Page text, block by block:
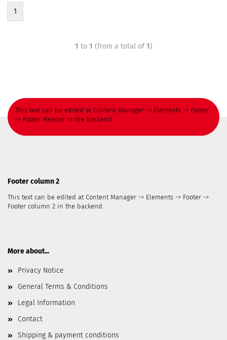
1
1 to 1 (from a total of1)
This text can be edited at Content Manager -> Elements -> Footer
-> Footer Header in the backend.
Footer column 2
This text can be edited at Content Manager -> Elements -> Footer ->
Footer column 2 in the backend.
More about...
Privacy Notice
General Terms & Conditions
Legal Information
Contact
Shipping & payment conditions